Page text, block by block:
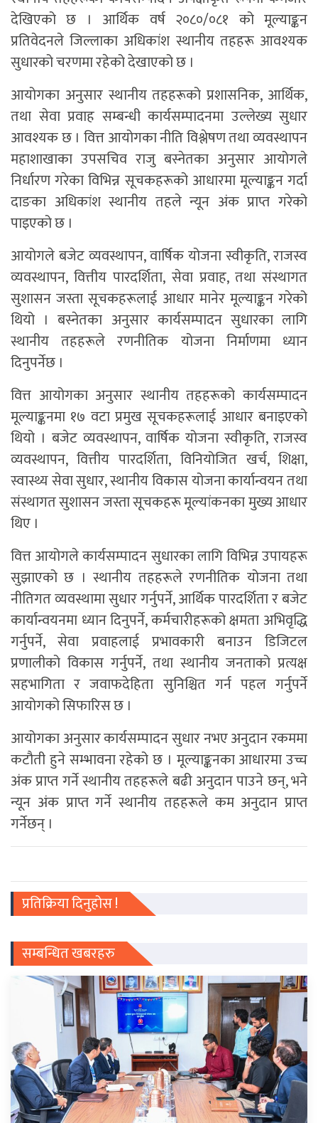
देखिएको छ । आर्थिक वर्ष २०८०/०८१ को मूल्याङ्कन
प्रतिवेदनले जिल्लाका अधिकांश स्थानीय तहहरू आवश्यक
सुधारको चरणमा रहेको देखाएको छ ।
आयोगका अनुसार स्थानीय तहहरूको प्रशासनिक, आर्थिक,
तथा सेवा प्रवाह सम्बन्धी कार्यसम्पादनमा उल्लेख्य सुधार
आवश्यक छ । वित्त आयोगका नीति विश्लेषण तथा व्यवस्थापन
महाशाखाका उपसचिव राजु बस्नेतका अनुसार आयोगले
निर्धारण गरेका विभिन्न सूचकहरूको आधारमा मूल्याङ्कन गर्दा
दाङका अधिकांश स्थानीय तहले न्यून अंक प्राप्त गरेको
पाइएको छ ।
आयोगले बजेट व्यवस्थापन, वार्षिक योजना स्वीकृति, राजस्व
व्यवस्थापन, वित्तीय पारदर्शिता, सेवा प्रवाह, तथा संस्थागत
सुशासन जस्ता सूचकहरूलाई आधार मानेर मूल्याङ्कन गरेको
थियो । बस्नेतका अनुसार कार्यसम्पादन सुधारका लागि
स्थानीय तहहरूले रणनीतिक योजना निर्माणमा ध्यान
दिनुपर्नेछ ।
वित्त आयोगका अनुसार स्थानीय तहहरूको कार्यसम्पादन
मूल्याङ्कनमा १७ वटा प्रमुख सूचकहरूलाई आधार बनाइएको
थियो । बजेट व्यवस्थापन, वार्षिक योजना स्वीकृति, राजस्व
व्यवस्थापन, वित्तीय पारदर्शिता, विनियोजित खर्च, शिक्षा,
स्वास्थ्य सेवा सुधार, स्थानीय विकास योजना कार्यान्वयन तथा
संस्थागत सुशासन जस्ता सूचकहरू मूल्यांकनका मुख्य आधार
थिए ।
वित्त आयोगले कार्यसम्पादन सुधारका लागि विभिन्न उपायहरू
सुझाएको छ । स्थानीय तहहरूले रणनीतिक योजना तथा
नीतिगत व्यवस्थामा सुधार गर्नुपर्ने, आर्थिक पारदर्शिता र बजेट
कार्यान्वयनमा ध्यान दिनुपर्ने, कर्मचारीहरूको क्षमता अभिवृद्धि
गर्नुपर्ने, सेवा प्रवाहलाई प्रभावकारी बनाउन डिजिटल
प्रणालीको विकास गर्नुपर्ने, तथा स्थानीय जनताको प्रत्यक्ष
सहभागिता र जवाफदेहिता सुनिश्चित गर्न पहल गर्नुपर्ने
आयोगको सिफारिस छ ।
आयोगका अनुसार कार्यसम्पादन सुधार नभए अनुदान रकममा
कटौती हुने सम्भावना रहेको छ । मूल्याङ्कनका आधारमा उच्च
अंक प्राप्त गर्ने स्थानीय तहहरूले बढी अनुदान पाउने छन्, भने
न्यून अंक प्राप्त गर्ने स्थानीय तहहरूले कम अनुदान प्राप्त
गर्नेछन् ।
प्रतिक्रिया दिनुहोस !
सम्बन्धित खबरहरु